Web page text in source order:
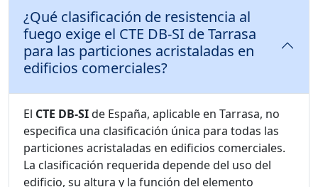
¿Qué clasificación de resistencia al
fuego exige el CTE DB-SI de Tarrasa
para las particiones acristaladas en
edificios comerciales?
El CTE DB-SIde España, aplicable en Tarrasa, no
especifica una clasificación única para todas las
particiones acristaladas en edificios comerciales.
La clasificación requerida depende del uso del
edificio, su altura y la función del elemento